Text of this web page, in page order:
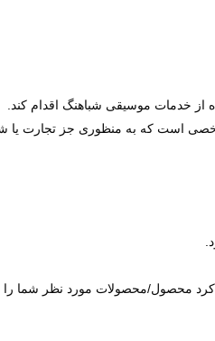
خدمات موسیقی شباهنگ اقدام کند.
است که به منظوری جز تجارت یا